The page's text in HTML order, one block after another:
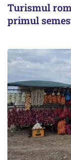
Turismul
primul